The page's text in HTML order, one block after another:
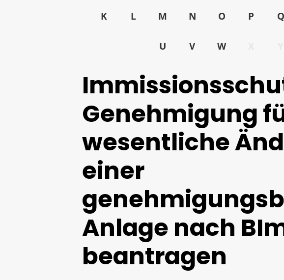
K L M N O P Q
U V W
Genehmigung
wesentliche
einer
Anlage nach
beantragen